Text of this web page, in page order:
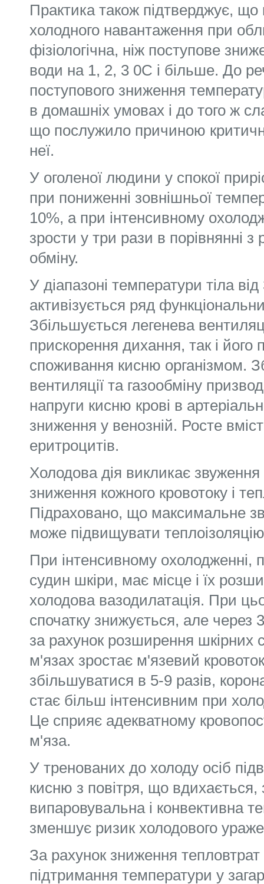
Практика також підтверджує, що
холодного навантаження при
фізіологічна, ніж поступове
води на 1, 2, 3 0С і більше. До
поступового зниження
в домашніх умовах і до того ж
що послужило причиною
неї.
У оголеної людини у спокої
при пониженні зовнішньої
10%, а при інтенсивному
зрости у три рази в порівнянні з
обміну.
У діапазоні температури тіла
активізується ряд
Збільшується легенева
прискорення дихання, так і його
споживання кисню організмом.
вентиляції та газообміну
напруги кисню крові в
зниження у венозній. Росте вміст
еритроцитів.
Холодова дія викликає
зниження кожного кровотоку і
Підраховано, що максимальне
може підвищувати
При інтенсивному охолодженні,
судин шкіри, має місце і їх
холодова вазодилатація. При
спочатку знижується, але через
за рахунок розширення шкірних
м'язах зростає м'язевий
збільшуватися в 5-9 разів,
стає більш інтенсивним при
Це сприяє адекватному
м'яза.
У тренованих до холоду осіб
кисню з повітря, що
випаровувальна і конвективна
зменшує ризик холодового
За рахунок зниження
підтримання температури у